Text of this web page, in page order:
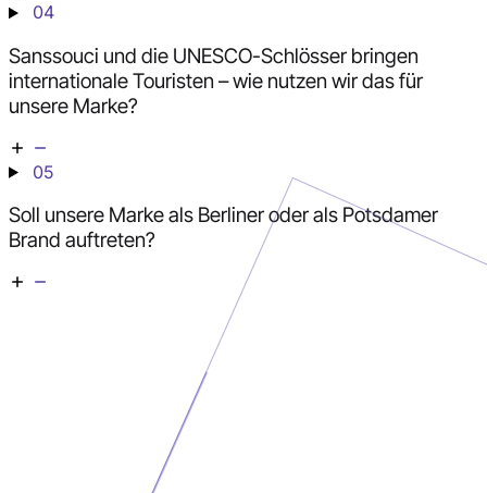
04
Sanssouci und die UNESCO-Schlösser bringen
internationale Touristen – wie nutzen wir das für
unsere Marke?
05
Soll unsere Marke als Berliner oder als Potsdamer
Brand auftreten?